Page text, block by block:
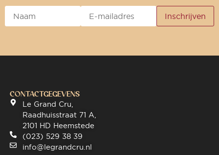
CONTACTGEGEVENS
Le Grand Cru,
Raadhuisstraat 71 A,
2101 HD Heemstede
(023) 529 38 39
info@legrandcru.nl